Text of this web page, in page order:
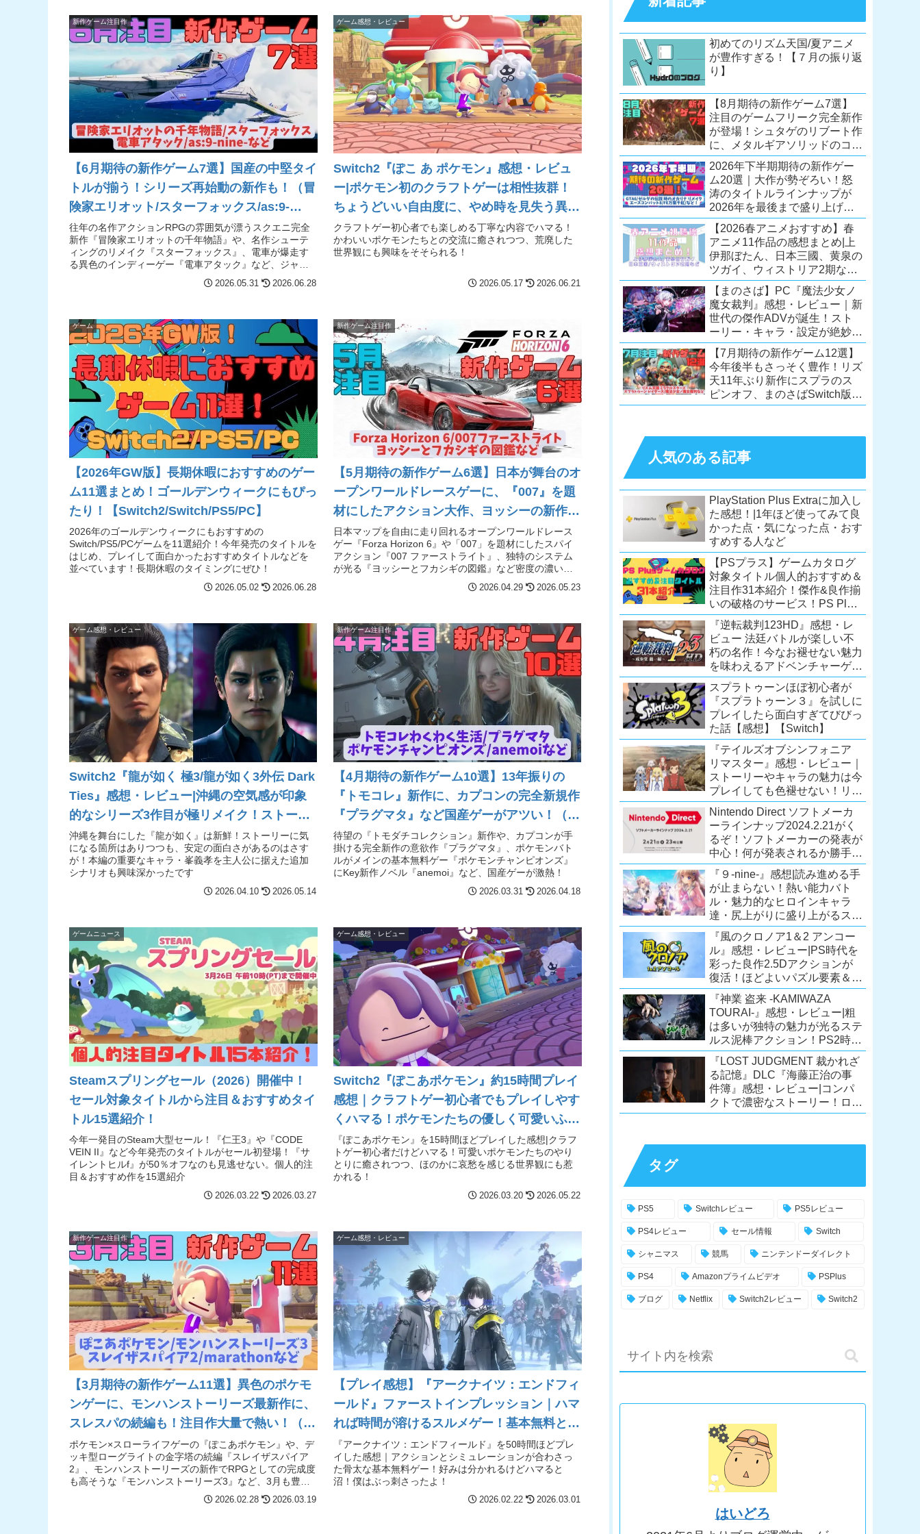
新作ゲーム注目作
【6月期待の新作ゲーム7選】国産の中堅タイ
トルが揃う！シリーズ再始動の新作も！（冒
険家エリオット/スターフォックス/as:9-
nine-）【Switch2/PS5/PC】
往年の名作アクションRPGの雰囲気が漂うスクエニ完全
新作『冒険家エリオットの千年物語』や、名作シューテ
ィングのリメイク『スターフォックス』、電車が爆走す
る異色のインディーゲー『電車アタック』など、ジャン
2026.05.31 2026.06.28
ゲーム感想・レビュー
Switch2『ぽこ あ ポケモン』感想・レビュ
ー|ポケモン初のクラフトゲーは相性抜群！
ちょうどいい自由度に、やめ時を見失う異色
の傑作！
クラフトゲー初心者でも楽しめる丁寧な内容でハマる！
かわいいポケモンたちとの交流に癒されつつ、荒廃した
世界観にも興味をそそられる！
2026.05.17 2026.06.21
ゲーム
【2026年GW版】長期休暇におすすめのゲー
ム11選まとめ！ゴールデンウィークにもぴっ
たり！【Switch2/Switch/PS5/PC】
2026年のゴールデンウィークにもおすすめの
Switch/PS5/PCゲームを11選紹介！今年発売のタイトルを
はじめ、プレイして面白かったおすすめタイトルなどを
並べています！長期休暇のタイミングにぜひ！
2026.05.02 2026.06.28
新作ゲーム注目作
【5月期待の新作ゲーム6選】日本が舞台のオ
ープンワールドレースゲーに、『007』を題
材にしたアクション大作、ヨッシーの新作
も！（フォルツアホライゾン6/007ファース
トライト/ヨッシーとフカシギの図鑑）
【Switch2/PS5/PC】
日本マップを自由に走り回れるオープンワールドレース
ゲー『Forza Horizon 6』や「007」を題材にしたスパイ
アクション『007 ファーストライト』、独特のシステム
が光る『ヨッシーとフカシギの図鑑』など密度の濃いタ
2026.04.29 2026.05.23
ゲーム感想・レビュー
Switch2『龍が如く 極3/龍が如く3外伝 Dark
Ties』感想・レビュー|沖縄の空気感が印象
的なシリーズ3作目が極リメイク！ストーリ
ーに気になる点はあるが安定の面白さ
【Switch2/PS5/PS4/XSX|S/PC】
沖縄を舞台にした『龍が如く』は新鮮！ストーリーに気
になる箇所はありつつも、安定の面白さがあるのはさす
が！本編の重要なキャラ・峯義孝を主人公に据えた追加
シナリオも興味深かったです
2026.04.10 2026.05.14
新作ゲーム注目作
【4月期待の新作ゲーム10選】13年振りの
『トモコレ』新作に、カプコンの完全新規作
『プラグマタ』など国産ゲーがアツい！（ト
モコレわくわく生活/プラグマタ/ポケモンチ
ャンピオンズ/anemoi）
【Switch2/PS5/PC】
待望の『トモダチコレクション』新作や、カプコンが手
掛ける完全新作の意欲作『プラグマタ』、ポケモンバト
ルがメインの基本無料ゲー『ポケモンチャンピオンズ』
にKey新作ノベル『anemoi』など、国産ゲーが激熱！
2026.03.31 2026.04.18
ゲームニュース
Steamスプリングセール（2026）開催中！
セール対象タイトルから注目＆おすすめタイ
トル15選紹介！
今年一発目のSteam大型セール！『仁王3』や『CODE
VEIN II』など今年発売のタイトルがセール初登場！『サ
イレントヒルf』が50％オフなのも見逃せない。個人的注
目＆おすすめ作を15選紹介
2026.03.22 2026.03.27
ゲーム感想・レビュー
Switch2『ぽこあポケモン』約15時間プレイ
感想｜クラフトゲー初心者でもプレイしやす
くハマる！ポケモンたちの優しく可愛いふれ
あいと、ほのかな哀愁が漂う世界観も刺さ
る！
『ぽこあポケモン』を15時間ほどプレイした感想|クラフ
トゲー初心者だけどハマる！可愛いポケモンたちのやり
とりに癒されつつ、ほのかに哀愁を感じる世界観にも惹
かれる！
2026.03.20 2026.05.22
新作ゲーム注目作
【3月期待の新作ゲーム11選】異色のポケモ
ンゲーに、モンハンストーリーズ最新作に、
スレスパの続編も！注目作大量で熱い！（ぽ
こあポケモン/モンハンストーリーズ3/スレイ
ザスパイア2/marathon）
【Switch2/PS5/PC】
ポケモン×スローライフゲーの『ぽこあポケモン』や、デ
ッキ型ローグライトの金字塔の続編『スレイザスパイア
2』、モンハンストーリーズの新作でRPGとしての完成度
も高そうな『モンハンストーリーズ3』など、3月も豊
2026.02.28 2026.03.19
ゲーム感想・レビュー
【プレイ感想】『アークナイツ：エンドフィ
ールド』ファーストインプレッション｜ハマ
れば時間が溶けるスルメゲー！基本無料とは
思えない骨太さや尖った内容は刺さる人に刺
さる！
『アークナイツ：エンドフィールド』を50時間ほどプレ
イした感想｜アクションとシミュレーションが合わさっ
た骨太な基本無料ゲー！好みは分かれるけどハマると
沼！僕はぶっ刺さったよ！
2026.02.22 2026.03.01
初めてのリズム天国/夏アニメ
が豊作すぎる！【７月の振り返
り】
【8月期待の新作ゲーム7選】
注目のゲームフリーク完全新作
が登場！シュタゲのリブート作
に、メタルギアソリッドのコレ
クション第2弾も。夏休みを盛
り上げるタイトル大集合！
【Switch2/PS5/PC】
2026年下半期期待の新作ゲー
ム20選｜大作が勢ぞろい！怒
涛のタイトルラインナップが
2026年を最後まで盛り上げ
る！【Switch2/PS5/Xbox/PC】
【2026春アニメおすすめ】春
アニメ11作品の感想まとめ|上
伊那ぼたん、日本三國、黄泉の
ツガイ、ウィストリア2期な
ど……レベルの高い作品が多
い！？
【まのさば】PC『魔法少女ノ
魔女裁判』感想・レビュー｜新
世代の傑作ADVが誕生！スト
ーリー・キャラ・設定が絶妙に
絡み合う、命懸けの議論ミステ
リー【PC/Switch】
【7月期待の新作ゲーム12選】
今年後半もさっそく豊作！リズ
天11年ぶり新作にスプラのス
ピンオフ、まのさばSwitch版
も！【Switch2/PS5/PC】
人気のある記事
PlayStation Plus Extraに加入し
た感想！|1年ほど使ってみて良
かった点・気になった点・おす
すめする人など
【PSプラス】ゲームカタログ
対象タイトル個人的おすすめ＆
注目作31本紹介！傑作&良作揃
いの破格のサービス！PS Plus
Extra会員以上は遊び放題！
【2026年7月時点】
【PS5/PS4】
『逆転裁判123HD』感想・レ
ビュー 法廷バトルが楽しい不
朽の名作！今なお褪せない魅力
を味わえるアドベンチャーゲー
ムの傑作！（現在『逆転裁判
123 成歩堂セレクション』が配
信中）
スプラトゥーンほぼ初心者が
『スプラトゥーン３』を試しに
プレイしたら面白すぎてびびっ
た話【感想】【Switch】
『テイルズオブシンフォニア
リマスター』感想・レビュー｜
ストーリーやキャラの魅力は今
プレイしても色褪せない！リマ
スター内容に物足りなさはある
が、プレイする価値のあるシリ
ーズの人気作
【Switch/PS4/Xone】
Nintendo Direct ソフトメーカ
ーラインナップ2024.2.21がく
るぞ！ソフトメーカーの発表が
中心！何が発表されるか勝手に
予想！【ニンテンドーダイレク
ト予想】
『９-nine-』感想|読み進める手
が止まらない！熱い能力バト
ル・魅力的なヒロインキャラ
達・尻上がりに盛り上がるスト
ーリーが面白すぎるノベルゲ
ー！【PC/Steam/Switch/PS4】
『風のクロノア1＆2 アンコー
ル』感想・レビュー|PS時代を
彩った良作2.5Dアクションが
復活！ほどよいパズル要素＆切
ない余韻のストーリーも魅力！
【Switch/PS5/PS4/Xbox
X|S/Xone/PC】
『神業 盗来 -KAMIWAZA
TOURAI-』感想・レビュー|粗
は多いが独特の魅力が光るステ
ルス泥棒アクション！PS2時代
の異色のタイトル、令和に復
活！【Switch/PS4/Steam】
『LOST JUDGMENT 裁かれざ
る記憶』DLC『海藤正治の事
件簿』感想・レビュー|コンパ
クトで濃密なストーリー！ロス
トジャッジメント本編と合わせ
DLC！
タグ
PS5 Switchレビュー PS5レビュー
PS4レビュー セール情報 Switch
シャニマス 競馬 ニンテンドーダイレクト
PS4 Amazonプライムビデオ PSPlus
ブログ Netflix Switch2レビュー Switch2
はいどろ